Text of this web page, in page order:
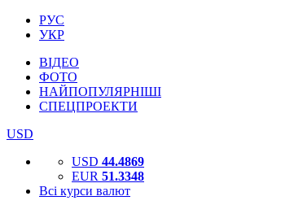
РУС
УКР
ВІДЕО
ФОТО
НАЙПОПУЛЯРНІШІ
СПЕЦПРОЕКТИ
USD
USD 44.4869
EUR 51.3348
Всі курси валют